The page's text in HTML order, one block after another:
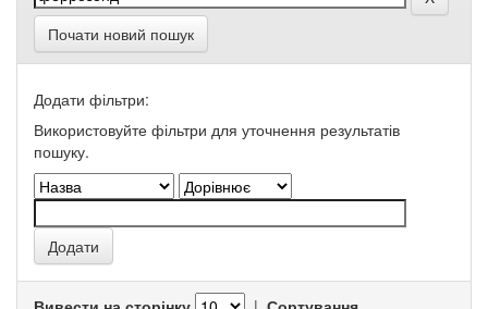
Почати новий пошук
Додати фільтри:
Використовуйте фільтри для уточнення результатів
пошуку.